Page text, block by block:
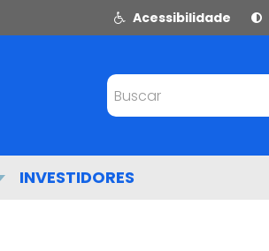
Acessibilidade
INVESTIDORES